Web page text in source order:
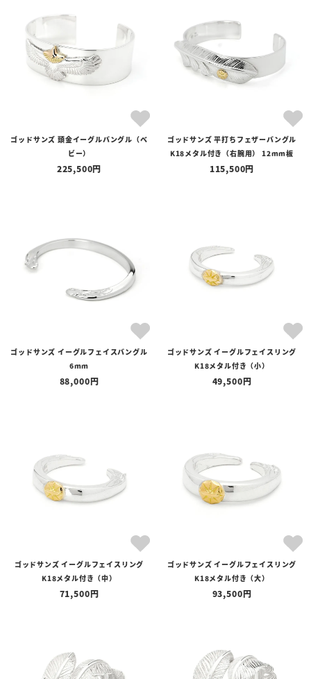
ゴッドサンズ 頭金イーグルバングル（ベ
ビー）
225,500
ゴッドサンズ 平打ちフェザーバングル
K18メタル付き（右腕用） 12mm板
115,500
ゴッドサンズ イーグルフェイスバングル
6mm
88,000
ゴッドサンズ イーグルフェイスリング
K18メタル付き（小）
49,500
ゴッドサンズ イーグルフェイスリング
K18メタル付き（中）
71,500
ゴッドサンズ イーグルフェイスリング
K18メタル付き（大）
93,500